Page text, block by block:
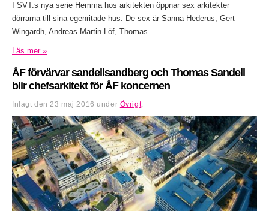
I SVT:s nya serie Hemma hos arkitekten öppnar sex arkitekter
dörrarna till sina egenritade hus. De sex är Sanna Hederus, Gert
Wingårdh, Andreas Martin-Löf, Thomas...
Läs mer »
ÅF förvärvar sandellsandberg och Thomas Sandell
blir chefsarkitekt för ÅF koncernen
Inlagt den 23 maj 2016 under Övrigt.